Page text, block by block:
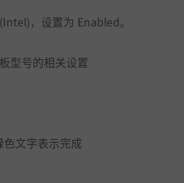
，设置为 Enabled。
型号的相关设置
文字表示完成